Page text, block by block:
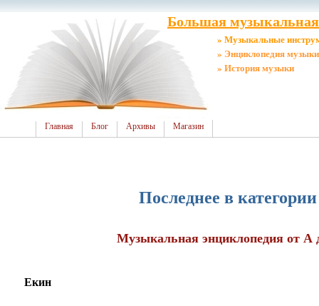
Большая
» Музыкальные
» Энциклопедия музыки
» История музыки
Главная Блог Архивы Магазин
Последнее в
Музыкальная энциклопедия от А
Екин